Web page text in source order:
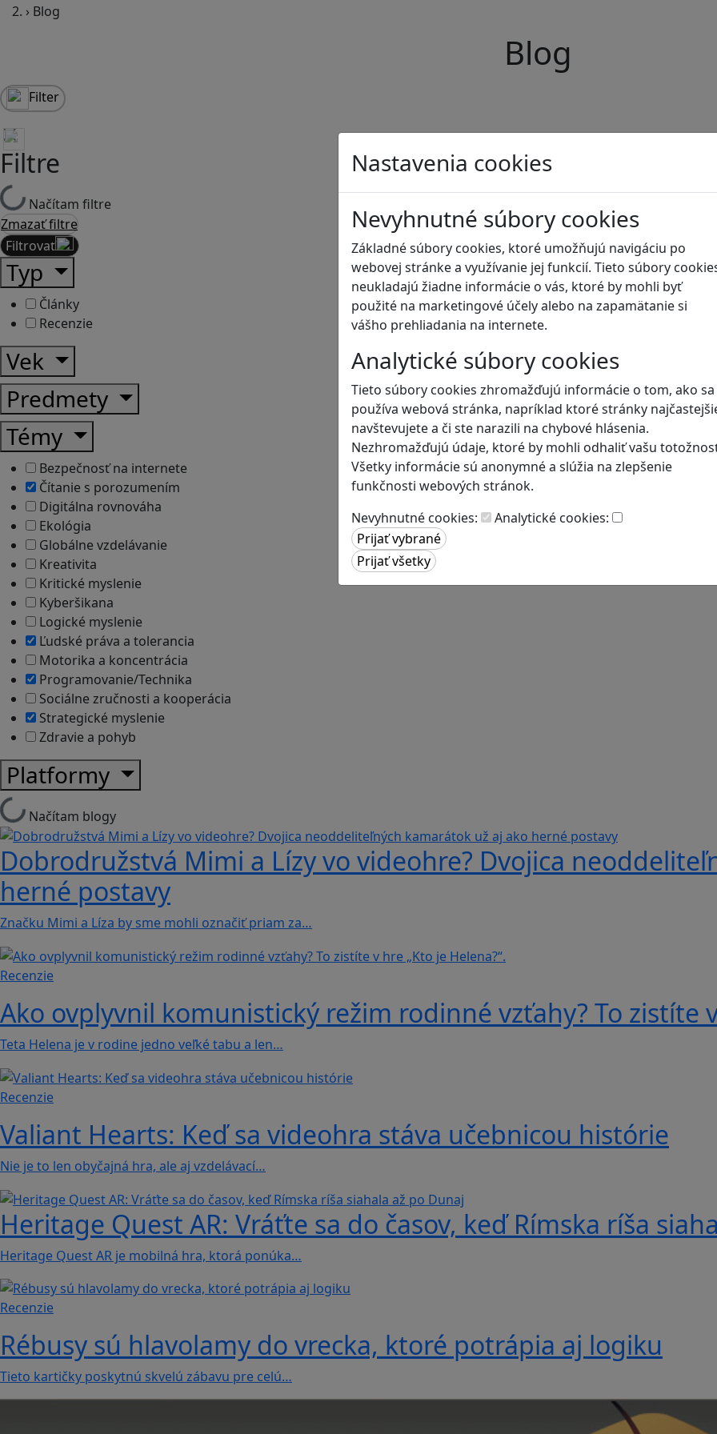
Nastavenia cookies
Nevyhnutné súbory cookies
Základné súbory cookies, ktoré umožňujú navigáciu po
webovej stránke a využívanie jej funkcií. Tieto súbory
neukladajú žiadne informácie o vás, ktoré by mohli byť
použité na marketingové účely alebo na zapamätanie si
vášho prehliadania na internete.
Analytické súbory cookies
Tieto súbory cookies zhromažďujú informácie o tom, ako sa
používa webová stránka, napríklad ktoré stránky
navštevujete a či ste narazili na chybové hlásenia.
Nezhromažďujú údaje, ktoré by mohli odhaliť vašu
Všetky informácie sú anonymné a slúžia na zlepšenie
funkčnosti webových stránok.
Nevyhnutné cookies:
Analytické cookies:
› Blog
Blog
Filter
Filtre
Načítam filtre
Zmazať filtre
Filtrovať
Typ
Články
Recenzie
Vek
Predmety
Témy
Bezpečnosť na internete
Čítanie s porozumením
Digitálna rovnováha
Ekológia
Globálne vzdelávanie
Kreativita
Kritické myslenie
Kyberšikana
Logické myslenie
Ľudské práva a tolerancia
Motorika a koncentrácia
Programovanie/Technika
Sociálne zručnosti a kooperácia
Strategické myslenie
Zdravie a pohyb
Platformy
Načítam blogy
Dobrodružstvá Mimi a Lízy vo videohre? Dvojica
herné postavy
Značku Mimi a Líza by sme mohli označiť priam za…
Recenzie
Ako ovplyvnil komunistický režim rodinné vzťahy? To zistíte
Teta Helena je v rodine jedno veľké tabu a len…
Recenzie
Valiant Hearts: Keď sa videohra stáva učebnicou histórie
Nie je to len obyčajná hra, ale aj vzdelávací…
Heritage Quest AR: Vráťte sa do časov, keď Rímska ríša
Heritage Quest AR je mobilná hra, ktorá ponúka…
Recenzie
Rébusy sú hlavolamy do vrecka, ktoré potrápia aj logiku
Tieto kartičky poskytnú skvelú zábavu pre celú…